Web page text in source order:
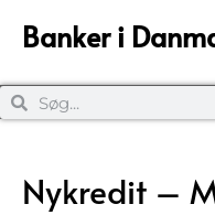
Banker i
Nykredit –